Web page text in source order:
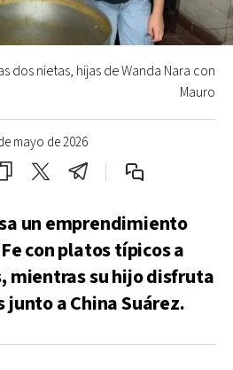
mayo de 2026
dos nietas, hijas de Wanda Nara con
Mauro
un emprendimiento
con platos típicos a
mientras su hijo disfruta
junto a China Suárez.